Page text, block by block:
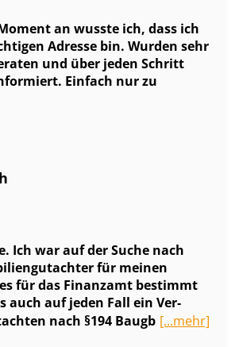
an wusste ich, dass ich
Adresse bin. Wurden sehr
und über jeden Schritt
Einfach nur zu
Ich war auf der Suche nach
für meinen
für das Finanzamt bestimmt
auch auf jeden Fall ein Ver­
nach §194 Baugb [...mehr]